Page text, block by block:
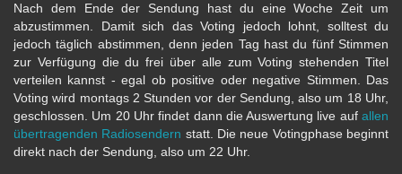
Nach dem Ende der Sendung hast du eine Woche Zeit um
abzustimmen. Damit sich das Voting jedoch lohnt, solltest du
jedoch täglich abstimmen, denn jeden Tag hast du fünf Stimmen
zur Verfügung die du frei über alle zum Voting stehenden Titel
verteilen kannst - egal ob positive oder negative Stimmen. Das
Voting wird montags 2 Stunden vor der Sendung, also um 18 Uhr,
geschlossen. Um 20 Uhr findet dann die Auswertung live auf allen
übertragenden Radiosendern statt. Die neue Votingphase beginnt
direkt nach der Sendung, also um 22 Uhr.